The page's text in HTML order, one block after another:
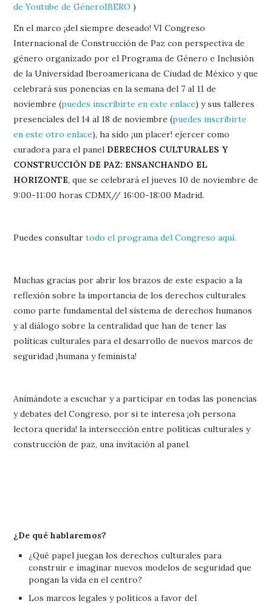
de Youtube de GéneroIBERO)
En el marco ¡del siempre deseado! VI Congreso
Internacional de Construcción de Paz con perspectiva de
género organizado por el Programa de Género e Inclusión
de la Universidad Iberoamericana de Ciudad de México y que
celebrará sus ponencias en la semana del 7 al 11 de
noviembre (puedes inscribirte en este enlace) y sus talleres
presenciales del 14 al 18 de noviembre (puedes inscribirte
en este otro enlace), ha sido ¡un placer! ejercer como
curadora para el panel DERECHOS CULTURALES Y
CONSTRUCCIÓN DE PAZ: ENSANCHANDO EL
HORIZONTE, que se celebrará el jueves 10 de noviembre de
9:00-11:00 horas CDMX// 16:00-18:00 Madrid.
Puedes consultartodo el programa del Congreso aquí.
Muchas gracias por abrir los brazos de este espacio a la
reflexión sobre la importancia de los derechos culturales
como parte fundamental del sistema de derechos humanos
y al diálogo sobre la centralidad que han de tener las
políticas culturales para el desarrollo de nuevos marcos de
seguridad ¡humana y feminista!
Animándote a escuchar y a participar en todas las ponencias
y debates del Congreso, por si te interesa ¡oh persona
lectora querida! la intersección entre políticas culturales y
construcción de paz, una invitación al panel.
¿De qué hablaremos?
¿Qué papel juegan los derechos culturales para
construir e imaginar nuevos modelos de seguridad que
pongan la vida en el centro?
Los marcos legales y políticos a favor del